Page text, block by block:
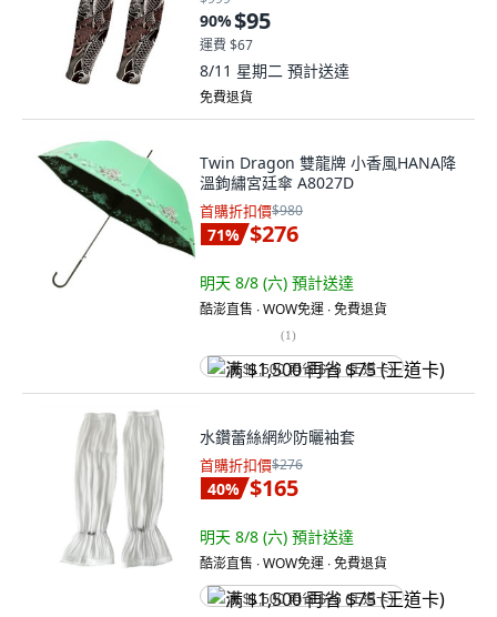
90%$95
運費 $67
8/11 星期二 預計送達
免費退貨
Twin Dragon 雙龍牌 小香風HANA降
溫鉤繡宮廷傘 A8027D
首購折扣價$980
71% $276
明天 8/8 (六) 預計送達
酷澎直售 ∙ WOW免運 ∙ 免費退貨
(1)
满 $1,500 再省 $75 (王道卡)
水鑽蕾絲網紗防曬袖套
首購折扣價$276
40% $165
明天 8/8 (六) 預計送達
酷澎直售 ∙ WOW免運 ∙ 免費退貨
满 $1,500 再省 $75 (王道卡)